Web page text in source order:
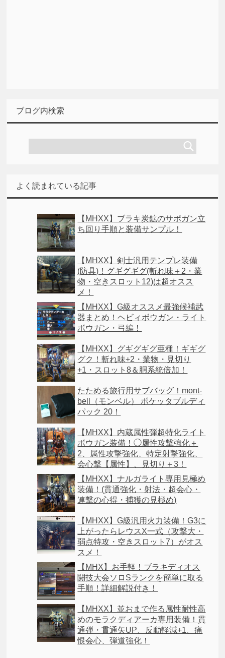
ブログ内検索
よく読まれている記事
【MHXX】ブラキ炭鉱のサポガン立
ち回り手順と装備サンプル！
【MHXX】剣士汎用テンプレ装備
(防具)！グギグギグ(斬れ味＋2・業
物・空きスロット12)は超オスス
メ！
【MHXX】G級オススメ最強候補武
器まとめ！ヘビィボウガン・ライト
ボウガン・弓編！
【MHXX】グギグギグ亜種！ギギグ
グク！斬れ味+2・業物・見切り
+1・スロット8＆胴系統倍加！
たためる旅行用サブバッグ！mont-
bell（モンベル） ポケッタブルディ
パック 20！
【MHXX】内蔵属性弾超特化ライト
ボウガン装備！◯属性攻撃強化＋
2、属性攻撃強化、特定射撃強化、
会心撃【属性】、見切り＋3！
【MHXX】ナルガライト専用見極め
装備！(貫通強化・射法・超会心・
連撃の心得・捕獲の見極め)
【MHXX】G級汎用火力装備！G3に
上がったらレウスX一式（攻撃大・
弱点特攻・空きスロット7）がオス
スメ！
【MHX】お手軽！ブラキディオス
闘技大会ソロSランクを簡単に取る
手順！詳細解説付き！
【MHXX】並おまで作る属性耐性高
めのモラクディアーカ専用装備！貫
通弾・貫通矢UP、反動軽減+1、痛
恨会心、弾道強化！